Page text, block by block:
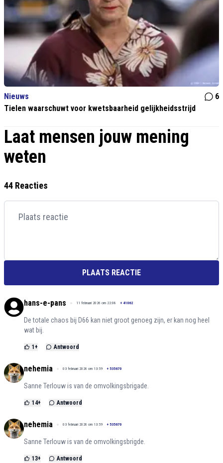
Nieuws
6
Tielen waarschuwt voor kwetsbaarheid gelijkheidsstrijd
Laat mensen jouw mening
weten
44 Reacties
PLAATS REACTIE
hans-e-pans 11 februari 2026 om 22:08 + 41062
De totale chaos bij D66 kan niet groot genoeg zijn, er kan nog heel
wat bij.
1 + Antwoord
nehemia 03 februari 2026 om 13:59 + 535670
Sanne Terlouw is van de omvolkingsbrigade.
14+ Antwoord
nehemia 03 februari 2026 om 13:59 + 535670
Sanne Terlouw is van de omvolkingsbrigde.
13+ Antwoord